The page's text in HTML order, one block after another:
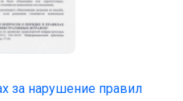
за нарушение правил